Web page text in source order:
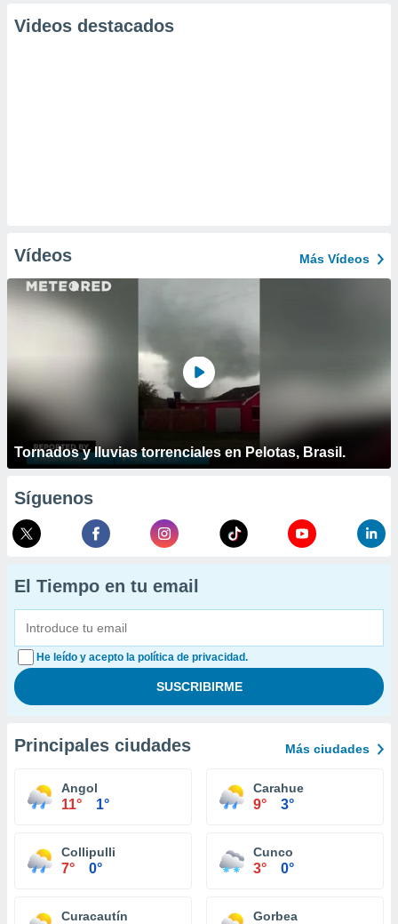
Videos destacados
Vídeos Más Vídeos
Tornados y lluvias torrenciales en Pelotas, Brasil.
Síguenos
El Tiempo en tu email
He leído y acepto la política de privacidad.
Principales ciudades Más ciudades
Angol
11° 1°
Carahue
9° 3°
Collipulli
7° 0°
Cunco
3° 0°
Curacautín Gorbea